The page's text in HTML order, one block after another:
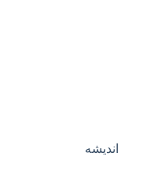
اندیشه